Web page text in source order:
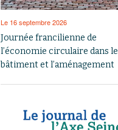
Le 16 septembre 2026
Journée francilienne de
l’économie circulaire dans le
bâtiment et l’aménagement